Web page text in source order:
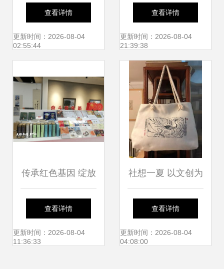
款文艺工作者的办
公软件推荐
查看详情
更新时间：2026-08-04
02:55:44
下的文创产品设计
与文化经纪人服务
创新
查看详情
更新时间：2026-08-04
21:39:38
传承红色基因 绽放
时代芳华——庆祝
建党100周年贵州
查看详情
更新时间：2026-08-04
11:36:33
社想一夏 以文创为
媒，文化经纪人服
务赋能社团文化节
查看详情
更新时间：2026-08-04
04:08:00